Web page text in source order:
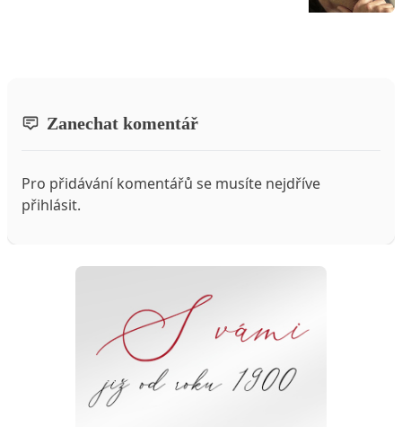
Zanechat komentář
Pro přidávání komentářů se musíte nejdříve
přihlásit.